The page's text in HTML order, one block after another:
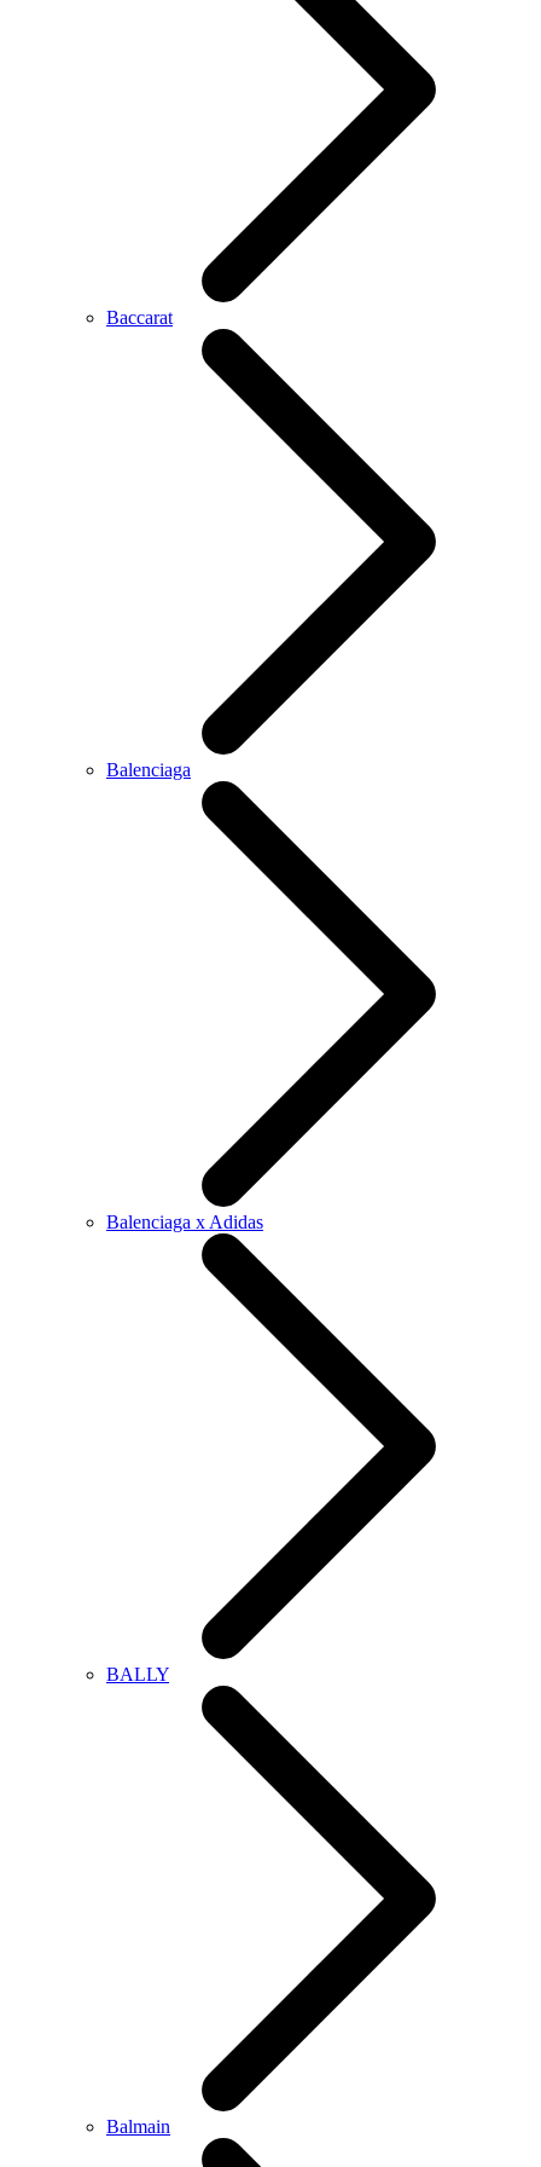
Baccarat
Balenciaga
Balenciaga x Adidas
BALLY
Balmain